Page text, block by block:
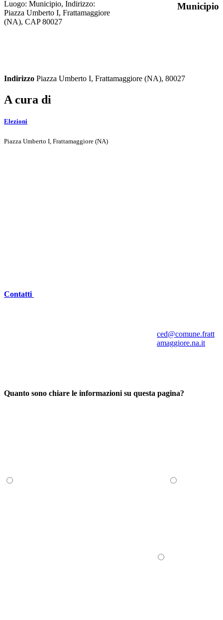
Luogo: Municipio, Indirizzo:
Piazza Umberto I, Frattamaggiore
(NA), CAP 80027
Municipio
Indirizzo Piazza Umberto I, Frattamaggiore (NA), 80027
A cura di
Elezioni
Piazza Umberto I, Frattamaggiore (NA)
Contatti
ced@comune.fratt
amaggiore.na.it
Quanto sono chiare le informazioni su questa pagina?